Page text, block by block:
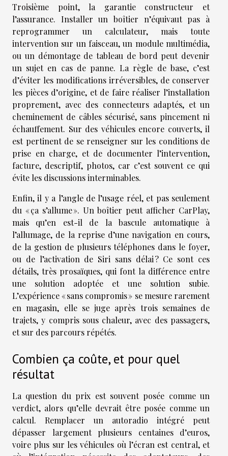
Troisième point, la garantie constructeur et
l’assurance. Installer un boîtier n’équivaut pas à
reprogrammer un calculateur, mais toute
intervention sur un faisceau, un module multimédia,
ou un démontage de tableau de bord peut devenir
un sujet en cas de panne. La règle de base, c’est
d’éviter les modifications irréversibles, de conserver
les pièces d’origine, et de faire réaliser l’installation
proprement, avec des connecteurs adaptés, et un
cheminement de câbles sécurisé, sans pincement ni
échauffement. Sur des véhicules encore couverts, il
est pertinent de se renseigner sur les conditions de
prise en charge, et de documenter l’intervention,
facture, descriptif, photos, car c’est souvent ce qui
évite les discussions interminables.
Enfin, il y a l’angle de l’usage réel, et pas seulement
du « ça s’allume ». Un boîtier peut afficher CarPlay,
mais qu’en est-il de la bascule automatique à
l’allumage, de la reprise d’une navigation en cours,
de la gestion de plusieurs téléphones dans le foyer,
ou de l’activation de Siri sans délai ? Ce sont ces
détails, très prosaïques, qui font la différence entre
une solution adoptée et une solution subie.
L’expérience « sans compromis » se mesure rarement
en magasin, elle se juge après trois semaines de
trajets, y compris sous chaleur, avec des passagers,
et sur des parcours répétés.
Combien ça coûte, et pour quel
résultat
La question du prix est souvent posée comme un
verdict, alors qu’elle devrait être posée comme un
calcul. Remplacer un autoradio intégré peut
dépasser largement plusieurs centaines d’euros,
voire plus sur les véhicules où l’écran est central, et